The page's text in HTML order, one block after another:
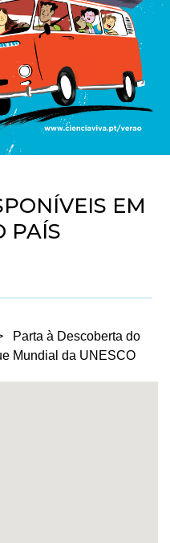
EM
PAÍS
Parta à Descoberta do
Mundial da UNESCO